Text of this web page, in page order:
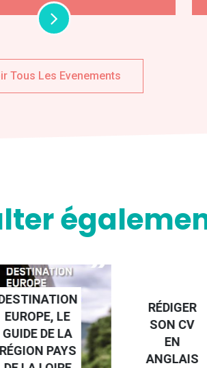
Tous Les Evenements
RÉDIGER
SON CV
EN
ANGLAIS
FAIRE UN
STAGE À